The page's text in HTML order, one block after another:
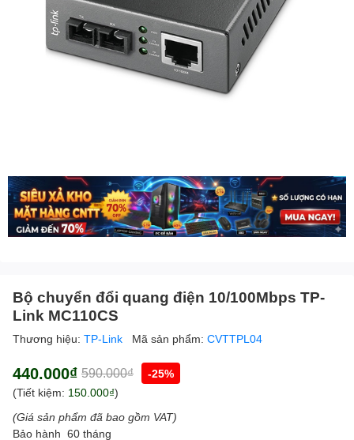
Bộ chuyển đổi quang điện 10/100Mbps TP-
Link MC110CS
Thương hiệu: TP-Link Mã sản phẩm: CVTTPL04
440.000₫ 590.000₫
-25%
(Tiết kiệm: 150.000₫)
(Giá sản phẩm đã bao gồm VAT)
Bảo hành 60 tháng